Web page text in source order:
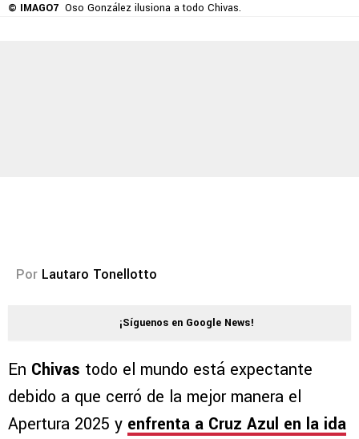
© IMAGO7 Oso González ilusiona a todo Chivas.
Por Lautaro Tonellotto
¡Síguenos en Google News!
En Chivas todo el mundo está expectante
debido a que cerró de la mejor manera el
Apertura 2025 y enfrenta a Cruz Azul en la ida